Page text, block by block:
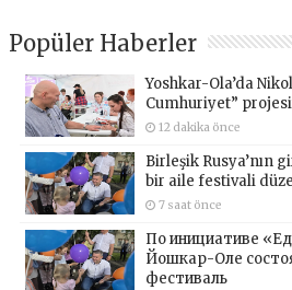
Popüler Haberler
Yoshkar-Ola’da
Cumhuriyet”
12 dakika önce
Birleşik Rusya’nın
bir aile festivali
7 saat önce
По инициативе
Йошкар-Оле
фестиваль